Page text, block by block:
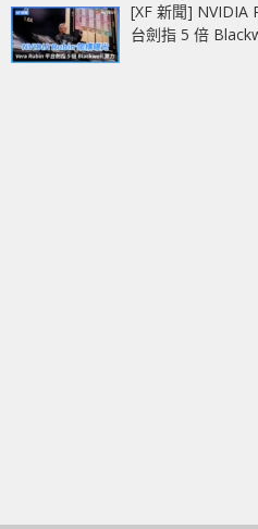
[XF 新聞] NVIDIA
台劍指 5 倍